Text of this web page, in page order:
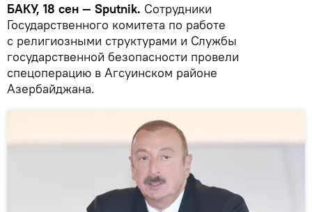
БАКУ, 18 сен — Sputnik. Сотрудники
Государственного комитета по работе
с религиозными структурами и Службы
государственной безопасности провели
спецоперацию в Агсуинском районе
Азербайджана.